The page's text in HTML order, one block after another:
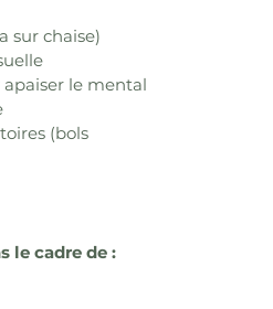
sur chaise)
le mental
(bols
le cadre de :